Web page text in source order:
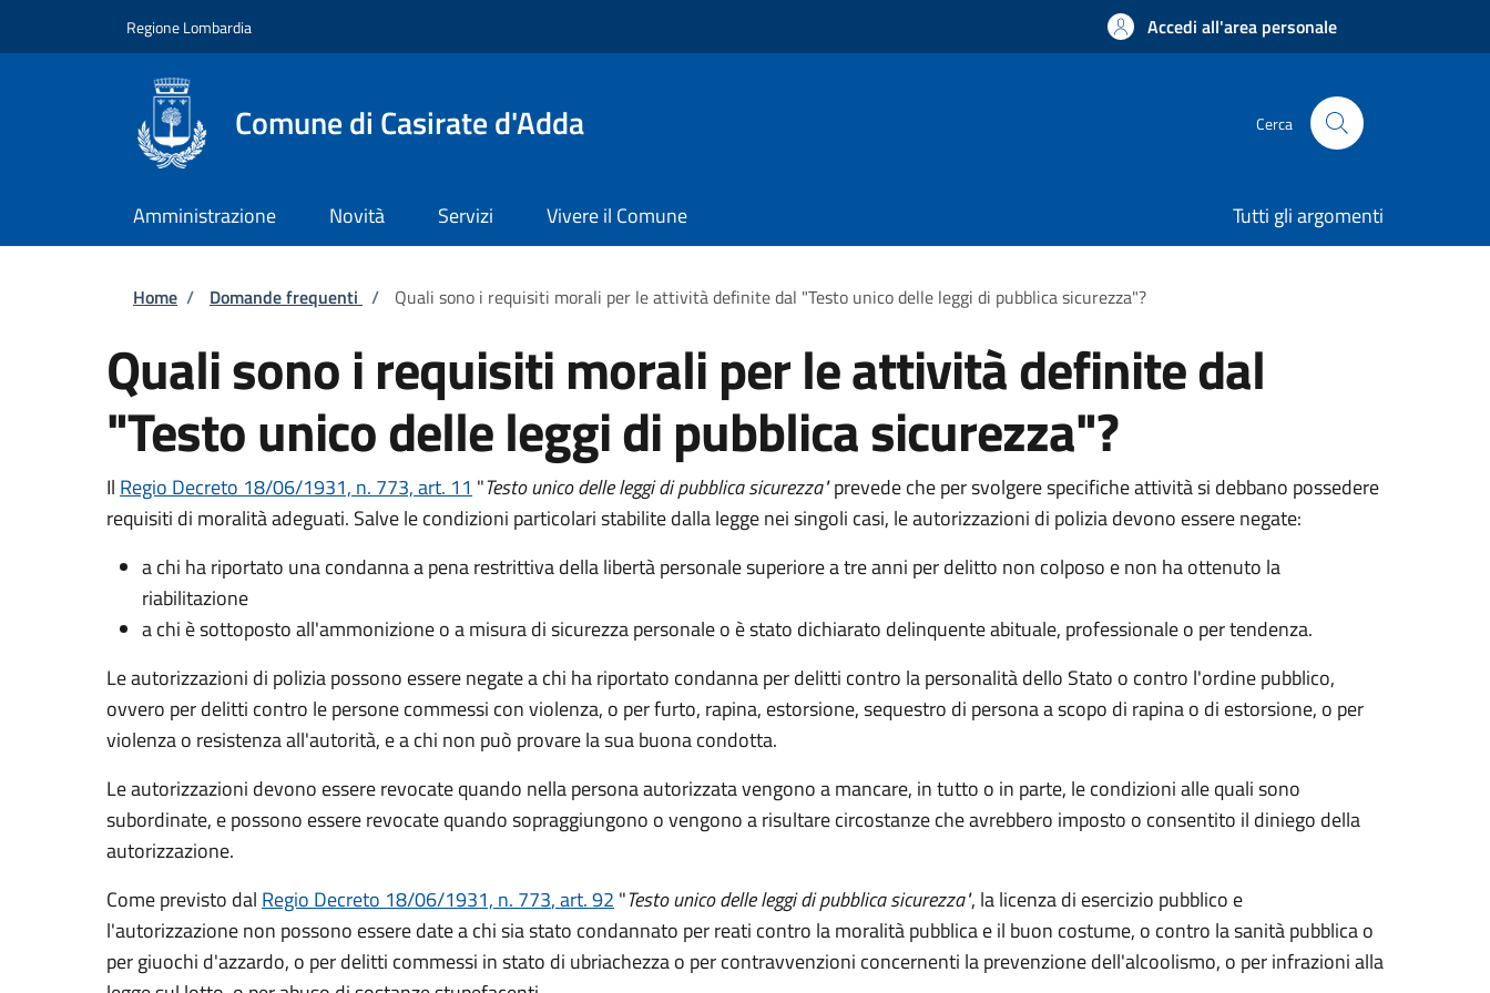
Regione Lombardia Accedi all'area personale
Comune di Casirate d'Adda Cerca
Amministrazione Novità Servizi Vivere il Comune Tutti gli argomenti
Briciole di pane
Home / Domande frequenti / Quali sono i requisiti morali per le attività definite dal "Testo unico delle leggi di pubblica sicurezza"?
Quali sono i requisiti morali per le attività definite dal
"Testo unico delle leggi di pubblica sicurezza"?
Il Regio Decreto 18/06/1931, n. 773, art. 11 "Testo unico delle leggi di pubblica sicurezza"prevede che per svolgere specifiche attività si debbano possedere
requisiti di moralità adeguati. Salve le condizioni particolari stabilite dalla legge nei singoli casi, le autorizzazioni di polizia devono essere negate:
a chi ha riportato una condanna a pena restrittiva della libertà personale superiore a tre anni per delitto non colposo e non ha ottenuto la
riabilitazione
a chi è sottoposto all'ammonizione o a misura di sicurezza personale o è stato dichiarato delinquente abituale, professionale o per tendenza.
Le autorizzazioni di polizia possono essere negate a chi ha riportato condanna per delitti contro la personalità dello Stato o contro l'ordine pubblico,
ovvero per delitti contro le persone commessi con violenza, o per furto, rapina, estorsione, sequestro di persona a scopo di rapina o di estorsione, o per
violenza o resistenza all'autorità, e a chi non può provare la sua buona condotta.
Le autorizzazioni devono essere revocate quando nella persona autorizzata vengono a mancare, in tutto o in parte, le condizioni alle quali sono
subordinate, e possono essere revocate quando sopraggiungono o vengono a risultare circostanze che avrebbero imposto o consentito il diniego della
autorizzazione.
Come previsto dal Regio Decreto 18/06/1931, n. 773, art. 92 "Testo unico delle leggi di pubblica sicurezza", la licenza di esercizio pubblico e
l'autorizzazionenon possono essere date a chi sia stato condannato per reati contro la moralità pubblica e il buon costume, o contro la sanità pubblica o
per giuochi d'azzardo, o per delitti commessi in stato di ubriachezza o per contravvenzioni concernenti la prevenzione dell'alcoolismo, o per infrazioni alla